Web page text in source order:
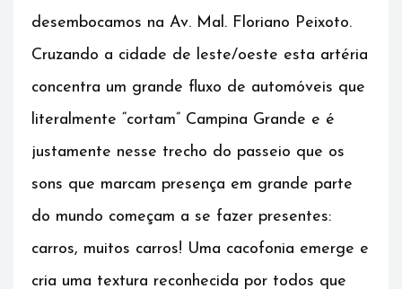
desembocamos na Av. Mal. Floriano Peixoto.
Cruzando a cidade de leste/oeste esta artéria
concentra um grande fluxo de automóveis que
literalmente “cortam” Campina Grande e é
justamente nesse trecho do passeio que os
sons que marcam presença em grande parte
do mundo começam a se fazer presentes:
carros, muitos carros! Uma cacofonia emerge e
cria uma textura reconhecida por todos que